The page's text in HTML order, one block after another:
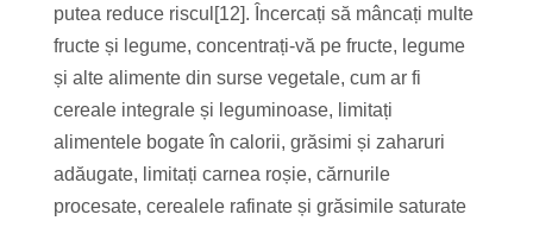
putea reduce riscul[12]. Încercați să mâncați multe
fructe și legume, concentrați-vă pe fructe, legume
și alte alimente din surse vegetale, cum ar fi
cereale integrale și leguminoase, limitați
alimentele bogate în calorii, grăsimi și zaharuri
adăugate, limitați carnea roșie, cărnurile
procesate, cerealele rafinate și grăsimile saturate